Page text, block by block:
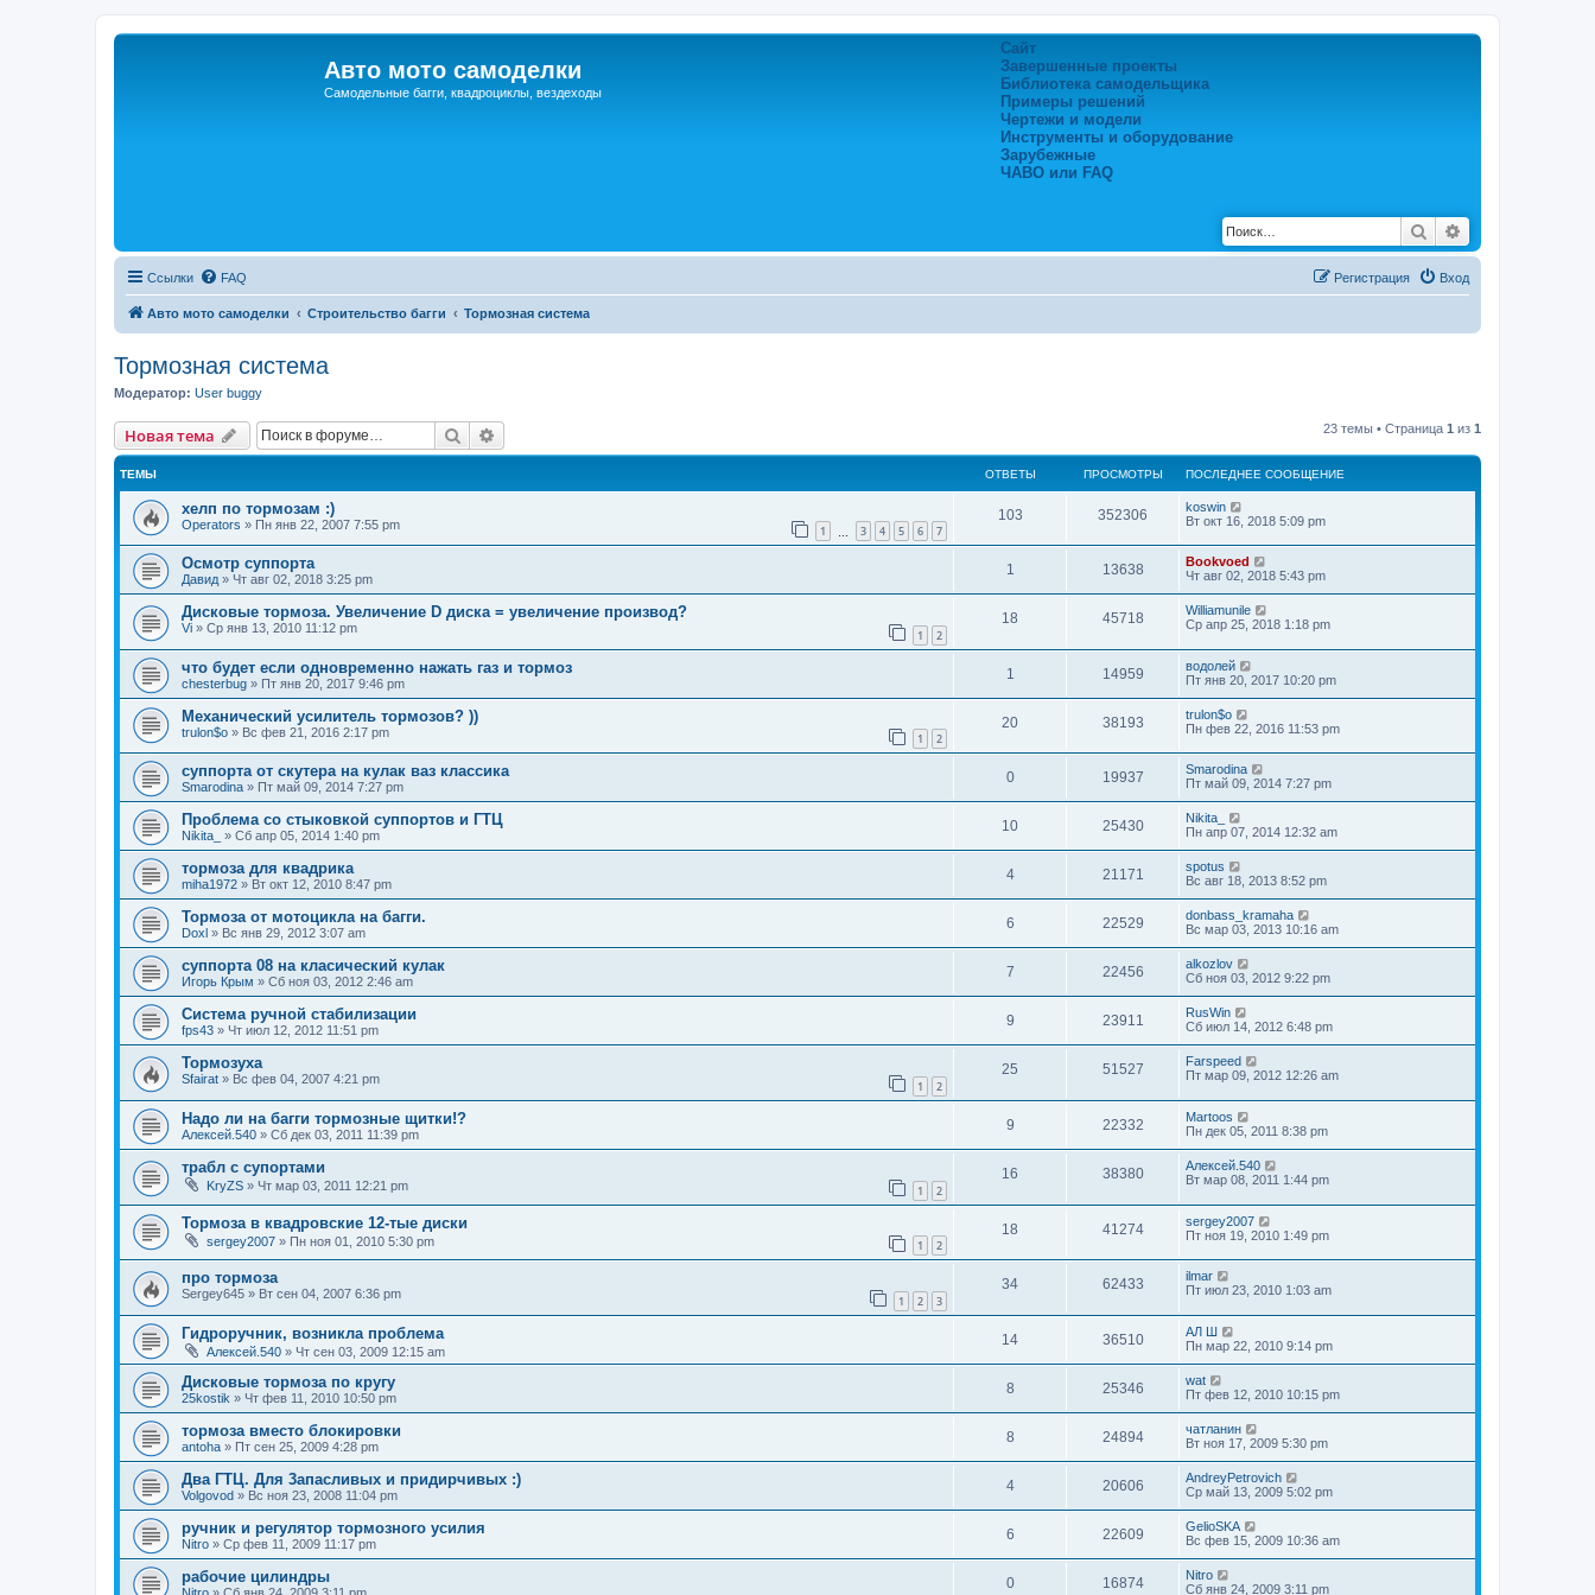
Авто мото самоделки
Самодельные багги, квадроциклы, вездеходы
Сайт
Завершенные проекты
Библиотека самодельщика
Примеры решений
Чертежи и модели
Инструменты и оборудование
Зарубежные
ЧАВО или FAQ
Поиск
Ссылки FAQ Вход
Регистрация
Авто мото самоделки Строительство багги Тормозная система
Тормозная система
Модератор: User buggy
Новая тема Поиск 23 темы • Страница 1 из 1
ТЕМЫ ОТВЕТЫ ПРОСМОТРЫ ПОСЛЕДНЕЕ СООБЩЕНИЕ
хелп по тормозам :)
Operators » Пн янв 22, 2007 7:55 pm 1 3 4 5 6 7
103 352306
koswin
Вт окт 16, 2018 5:09 pm
Осмотр суппорта
Давид » Чт авг 02, 2018 3:25 pm
1 13638
Bookvoed
Чт авг 02, 2018 5:43 pm
Дисковые тормоза. Увеличение D диска = увеличение производ?
Vi » Ср янв 13, 2010 11:12 pm 1 2
18 45718
Williamunile
Ср апр 25, 2018 1:18 pm
что будет если одновременно нажать газ и тормоз
chesterbug » Пт янв 20, 2017 9:46 pm
1 14959
водолей
Пт янв 20, 2017 10:20 pm
Механический усилитель тормозов? ))
trulon$o » Вс фев 21, 2016 2:17 pm 1 2
20 38193
trulon$o
Пн фев 22, 2016 11:53 pm
суппорта от скутера на кулак ваз классика
Smarodina » Пт май 09, 2014 7:27 pm
0 19937
Smarodina
Пт май 09, 2014 7:27 pm
Проблема со стыковкой суппортов и ГТЦ
Nikita_ » Сб апр 05, 2014 1:40 pm
10 25430
Nikita_
Пн апр 07, 2014 12:32 am
тормоза для квадрика
miha1972 » Вт окт 12, 2010 8:47 pm
4 21171
spotus
Вс авг 18, 2013 8:52 pm
Тормоза от мотоцикла на багги.
Doxl » Вс янв 29, 2012 3:07 am
6 22529
donbass_kramaha
Вс мар 03, 2013 10:16 am
суппорта 08 на класический кулак
Игорь Крым » Сб ноя 03, 2012 2:46 am
7 22456
alkozlov
Сб ноя 03, 2012 9:22 pm
Система ручной стабилизации
fps43 » Чт июл 12, 2012 11:51 pm
9 23911
RusWin
Сб июл 14, 2012 6:48 pm
Тормозуха
Sfairat » Вс фев 04, 2007 4:21 pm 1 2
25 51527
Farspeed
Пт мар 09, 2012 12:26 am
Надо ли на багги тормозные щитки!?
Алексей.540 » Сб дек 03, 2011 11:39 pm
9 22332
Martoos
Пн дек 05, 2011 8:38 pm
трабл с супортами
KryZS » Чт мар 03, 2011 12:21 pm 1 2
16 38380
Алексей.540
Вт мар 08, 2011 1:44 pm
Тормоза в квадровские 12-тые диски
sergey2007 » Пн ноя 01, 2010 5:30 pm 1 2
18 41274
sergey2007
Пт ноя 19, 2010 1:49 pm
про тормоза
Sergey645 » Вт сен 04, 2007 6:36 pm 1 2 3
34 62433
ilmar
Пт июл 23, 2010 1:03 am
Гидроручник, возникла проблема
Алексей.540 » Чт сен 03, 2009 12:15 am
14 36510
АЛ Ш
Пн мар 22, 2010 9:14 pm
Дисковые тормоза по кругу
25kostik » Чт фев 11, 2010 10:50 pm
8 25346
wat
Пт фев 12, 2010 10:15 pm
тормоза вместо блокировки
antoha » Пт сен 25, 2009 4:28 pm
8 24894
чатланин
Вт ноя 17, 2009 5:30 pm
Два ГТЦ. Для 3апасливых и придирчивых :)
Volgovod » Вс ноя 23, 2008 11:04 pm
4 20606
AndreyPetrovich
Ср май 13, 2009 5:02 pm
ручник и регулятор тормозного усилия
Nitro » Ср фев 11, 2009 11:17 pm
6 22609
GelioSKA
Вс фев 15, 2009 10:36 am
рабочие цилиндры 0 16874
Nitro
Сб янв 24, 2009 3:11 pm